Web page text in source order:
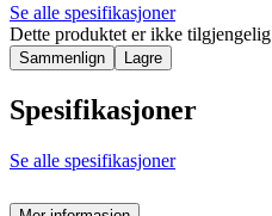
Se alle spesifikasjoner
Dette produktet er ikke tilgjengelig
Sammenlign Lagre
Spesifikasjoner
Se alle spesifikasjoner